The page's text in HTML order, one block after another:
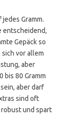
Gramm.
entscheidend,
Gepäck so
vor allem
aber
bis 80 Gramm
aber darf
sind oft
und spart